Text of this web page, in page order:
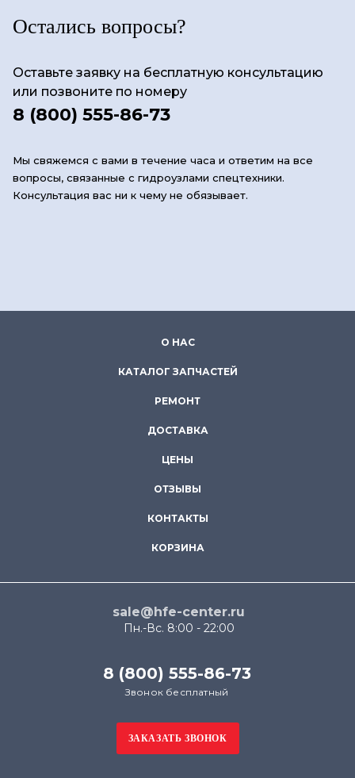
Остались вопросы?
Оставьте заявку на бесплатную консультацию
или позвоните по номеру
8 (800) 555-86-73
Мы свяжемся с вами в течение часа и ответим на все
вопросы, связанные с гидроузлами спецтехники.
Консультация вас ни к чему не обязывает.
О НАС
КАТАЛОГ ЗАПЧАСТЕЙ
РЕМОНТ
ДОСТАВКА
ЦЕНЫ
ОТЗЫВЫ
КОНТАКТЫ
КОРЗИНА
sale@hfe-center.ru
Пн.-Вс. 8:00 - 22:00
8 (800) 555-86-73
Звонок бесплатный